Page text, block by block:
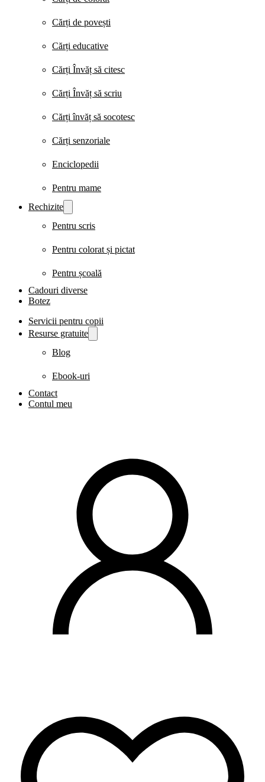
Cărți de povești
Cărți educative
Cărți Învăț să citesc
Cărți Învăț să scriu
Cărți învăț să socotesc
Cărți senzoriale
Enciclopedii
Pentru mame
Rechizite
Pentru scris
Pentru colorat și pictat
Pentru școală
Cadouri diverse
Botez
Servicii pentru copii
Resurse gratuite
Blog
Ebook-uri
Contact
Contul meu